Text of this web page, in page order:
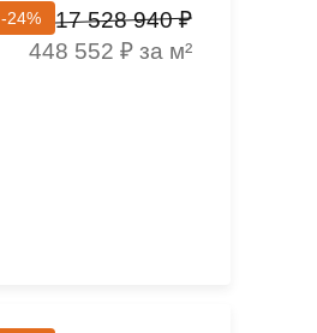
-24%
17 528 940 ₽
448 552 ₽ за м²